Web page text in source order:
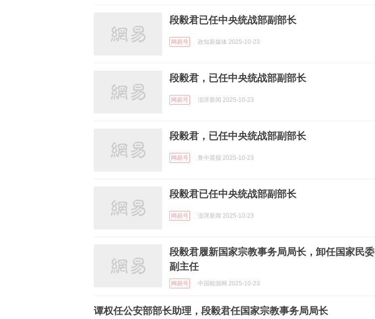
段毅君已任中央统战部副部长
网易号 政知新媒体 2025-10-23
段毅君，已任中央统战部副部长
网易号 澎湃新闻 2025-10-23
段毅君，已任中央统战部副部长
网易号 鲁中晨报 2025-10-23
段毅君已任中央统战部副部长
网易号 澎湃新闻 2025-10-23
段毅君履新国家宗教事务局局长，卸任国家民委
副主任
网易号 中国能源网 2025-10-23
谭权任公安部部长助理，段毅君任国家宗教事务局局长